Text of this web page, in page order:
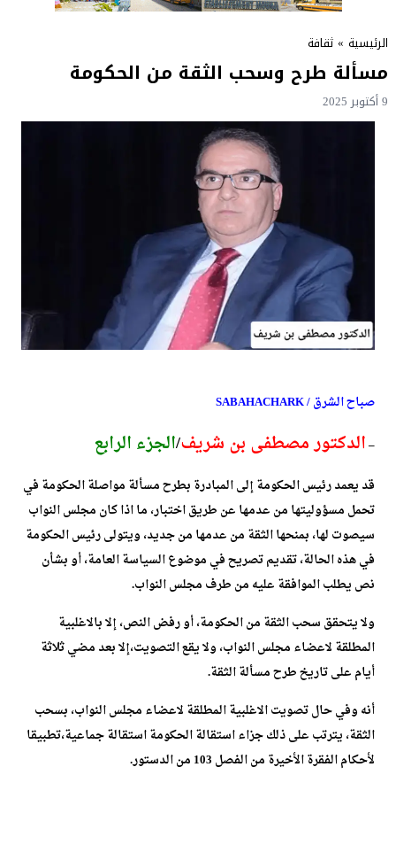
الرئيسية » ثقافة
مسألة طرح وسحب الثقة من الحكومة
9 أكتوبر 2025
صباح الشرق / SABAHACHARK
–الدكتور مصطفى بن شريف/الجزء الرابع
قد يعمد رئيس الحكومة إلى المبادرة بطرح مسألة مواصلة الحكومة في
تحمل مسؤوليتها من عدمها عن طريق اختبار، ما اذا كان مجلس النواب
سيصوت لها، بمنحها الثقة من عدمها من جديد، ويتولى رئيس الحكومة
في هذه الحالة، تقديم تصريح في موضوع السياسة العامة، أو بشأن
نص يطلب الموافقة عليه من طرف مجلس النواب.
ولا يتحقق سحب الثقة من الحكومة، أو رفض النص، إلا بالاغلبية
المطلقة لاعضاء مجلس النواب، ولا يقع التصويت،إلا بعد مضي ثلاثة
أيام على تاريخ طرح مسألة الثقة.
أنه وفي حال تصويت الاغلبية المطلقة لاعضاء مجلس النواب، بسحب
الثقة، يترتب على ذلك جزاء استقالة الحكومة استقالة جماعية،تطبيقا
لأحكام الفقرة الأخيرة من الفصل 103 من الدستور.